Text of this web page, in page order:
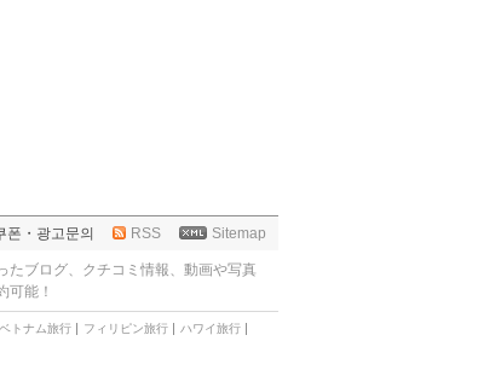
폰・광고문의 RSS Sitemap
たブログ、クチコミ情報、動画や写真
可能！
ベトナム旅行 フィリピン旅行
ハワイ旅行